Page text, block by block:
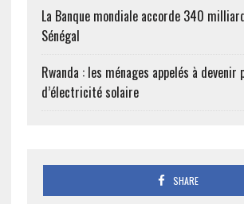
La Banque mondiale accorde 340
Sénégal
Rwanda : les ménages appelés à devenir
d’électricité solaire
SHARE